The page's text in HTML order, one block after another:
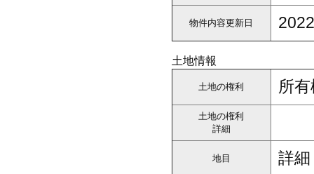
物件内容更新日
土地情報
土地の権利 所
土地の権利
詳細
地目 詳